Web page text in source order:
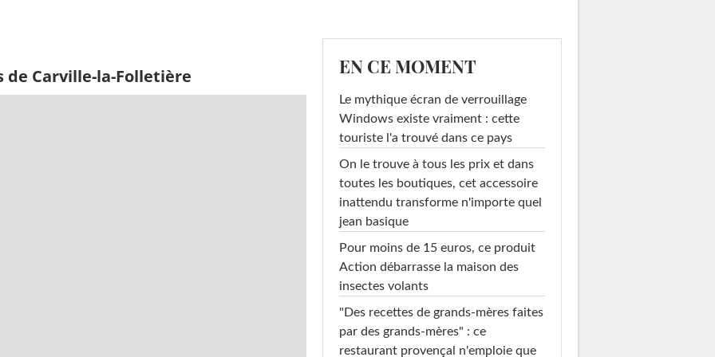
Carville-la-Folletière EN CE MOMENT
Le mythique écran de verrouillage
Windows existe vraiment : cette
touriste l'a trouvé dans ce pays
On le trouve à tous les prix et dans
toutes les boutiques, cet accessoire
inattendu transforme n'importe quel
jean basique
Pour moins de 15 euros, ce produit
Action débarrasse la maison des
insectes volants
"Des recettes de grands-mères faites
par des grands-mères" : ce
restaurant provençal n'emploie que